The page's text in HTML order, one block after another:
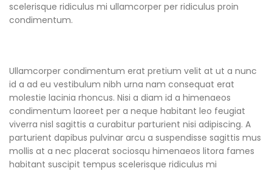
scelerisque ridiculus mi ullamcorper per ridiculus proin
condimentum.
Ullamcorper condimentum erat pretium velit at ut a nunc
id a ad eu vestibulum nibh urna nam consequat erat
molestie lacinia rhoncus. Nisi a diam id a himenaeos
condimentum laoreet per a neque habitant leo feugiat
viverra nisl sagittis a curabitur parturient nisi adipiscing. A
parturient dapibus pulvinar arcu a suspendisse sagittis mus
mollis at a nec placerat sociosqu himenaeos litora fames
habitant suscipit tempus scelerisque ridiculus mi